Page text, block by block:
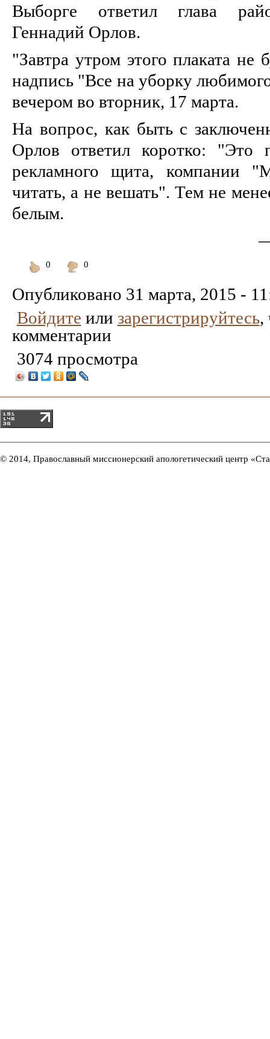
Выборге ответил глава
Геннадий Орлов.
"Завтра утром этого плаката не
надпись "Все на уборку
вечером во вторник, 17 марта.
На вопрос, как быть с
Орлов ответил коротко: "Это
рекламного щита, компании
читать, а не вешать". Тем не
белым.
0
0
Опубликовано 31 марта, 2015 -
Войдите или зарегистрируйтесь,
комментарии
3074 просмотра
© 2014, Православный миссионерский апологетический центр